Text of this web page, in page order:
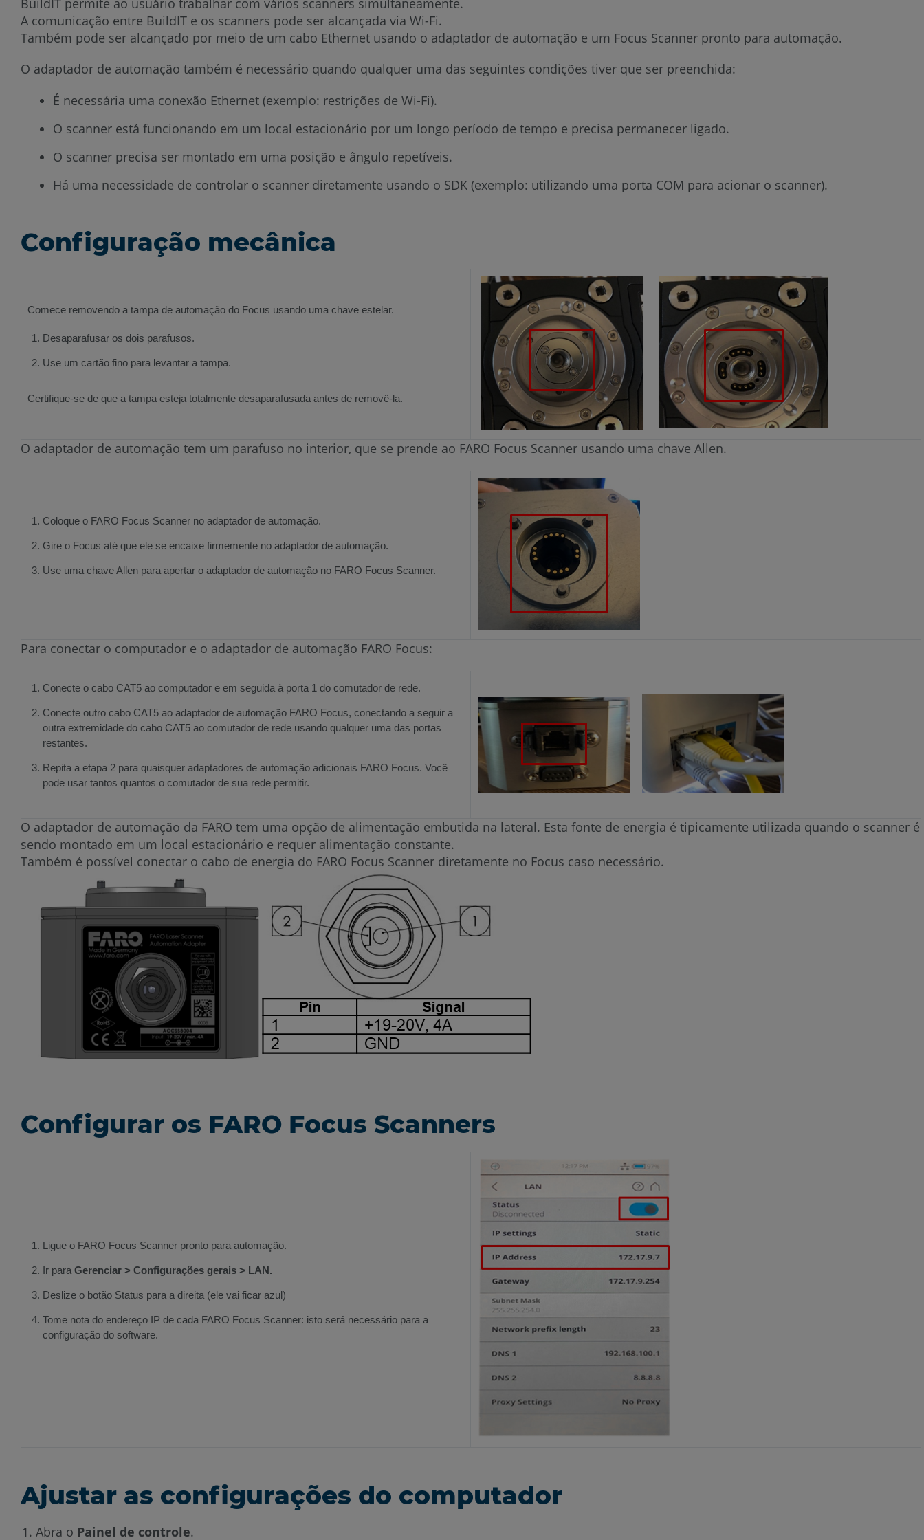
BuildIT permite ao usuário trabalhar com vários scanners simultaneamente.
A comunicação entre BuildIT e os scanners pode ser alcançada via Wi-Fi.
Também pode ser alcançado por meio de um cabo Ethernet usando o adaptador de automação e um Focus Scanner pronto para automação.
O adaptador de automação também é necessário quando qualquer uma das seguintes condições tiver que ser preenchida:
É necessária uma conexão Ethernet (exemplo: restrições de Wi-Fi).
O scanner está funcionando em um local estacionário por um longo período de tempo e precisa permanecer ligado.
O scanner precisa ser montado em uma posição e ângulo repetíveis.
Há uma necessidade de controlar o scanner diretamente usando o SDK (exemplo: utilizando uma porta COM para acionar o scanner).
Configuração mecânica
Comece removendo a tampa de automação do Focus usando uma chave estelar.
Desaparafusar os dois parafusos.
Use um cartão fino para levantar a tampa.
Certifique-se de que a tampa esteja totalmente desaparafusada antes de removê-la.
O adaptador de automação tem um parafuso no interior, que se prende ao FARO Focus Scanner usando uma chave Allen.
Coloque o FARO Focus Scanner no adaptador de automação.
Gire o Focus até que ele se encaixe firmemente no adaptador de automação.
Use uma chave Allen para apertar o adaptador de automação no FARO Focus Scanner.
Para conectar o computador e o adaptador de automação FARO Focus:
Conecte o cabo CAT5 ao computador e em seguida à porta 1 do comutador de rede.
Conecte outro cabo CAT5 ao adaptador de automação FARO Focus, conectando a seguir a
outra extremidade do cabo CAT5 ao comutador de rede usando qualquer uma das portas
restantes.
Repita a etapa 2 para quaisquer adaptadores de automação adicionais FARO Focus. Você
pode usar tantos quantos o comutador de sua rede permitir.
O adaptador de automação da FARO tem uma opção de alimentação embutida na lateral. Esta fonte de energia é tipicamente utilizada quando o scanner é
sendo montado em um local estacionário e requer alimentação constante.
Também é possível conectar o cabo de energia do FARO Focus Scanner diretamente no Focus caso necessário.
Configurar os FARO Focus Scanners
Ligue o FARO Focus Scanner pronto para automação.
Ir para Gerenciar > Configurações gerais > LAN.
Deslize o botão Status para a direita (ele vai ficar azul)
Tome nota do endereço IP de cada FARO Focus Scanner: isto será necessário para a
configuração do software.
Ajustar as configurações do computador
Abra o Painel de controle.